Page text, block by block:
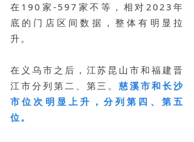
在190家-597家不等，相对2023年
底的门店区间数据，整体有明显拉
升。
在义乌市之后，江苏昆山市和福建晋
江市分列第二、第三。慈溪市和长沙
市位次明显上升，分列第四、第五
位。